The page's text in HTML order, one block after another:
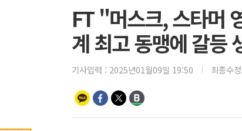
FT "머스크, 스타머
계 최고 동맹에 갈등
기사입력 : 2025년01월09일 19:50 최종수